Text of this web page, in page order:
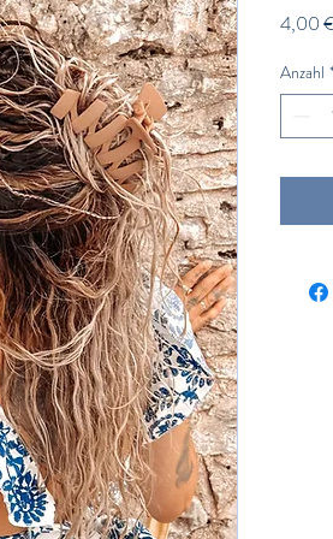
4,00
Anzahl *